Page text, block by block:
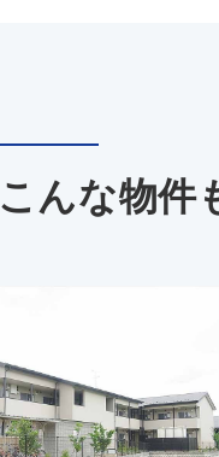
こんな物件